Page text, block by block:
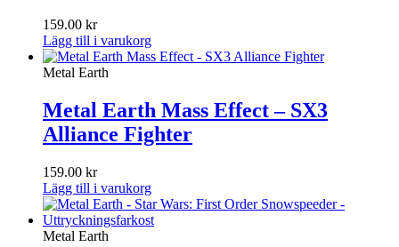
159.00 kr
Lägg till i varukorg
Metal Earth
Metal Earth Mass Effect – SX3
Alliance Fighter
159.00 kr
Lägg till i varukorg
Metal Earth